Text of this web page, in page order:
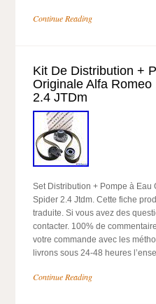
Continue Reading
Kit De Distribution +
Originale Alfa
2.4 JTDm
Set Distribution + Pompe à
Spider 2.4 Jtdm. Cette fiche
traduite. Si vous avez des
contacter. 100% de
votre commande avec les
livrons sous 24-48 heures
Continue Reading